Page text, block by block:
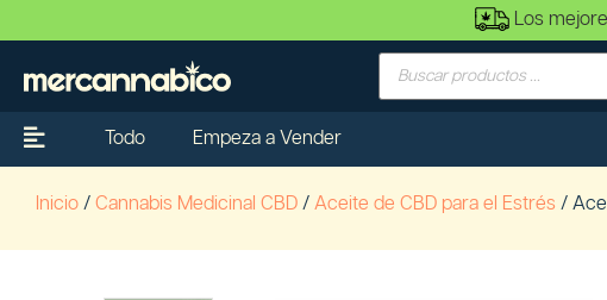
Los
Todo Empeza a Vender
Inicio / Cannabis Medicinal CBD / Aceite de CBD para el Estrés /